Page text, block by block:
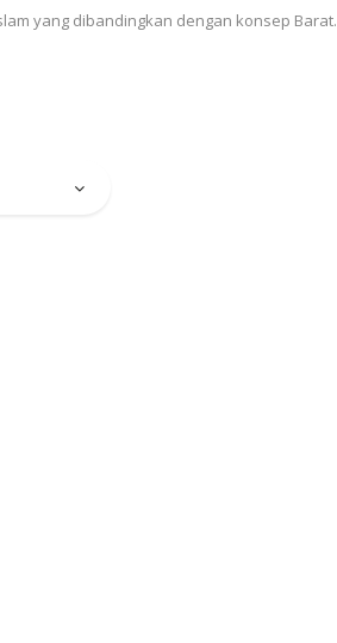
yang dibandingkan dengan konsep Barat.